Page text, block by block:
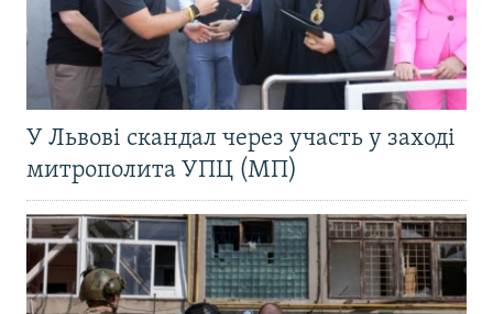
У Львові скандал через участь у заході
митрополита УПЦ (МП)